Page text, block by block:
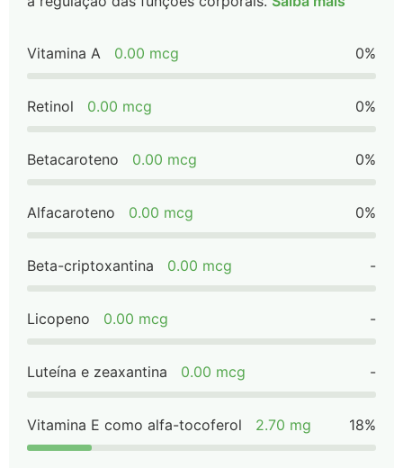
Vitamina A 0.00 mcg 0%
Retinol 0.00 mcg 0%
Betacaroteno 0.00 mcg 0%
Alfacaroteno 0.00 mcg 0%
Beta-criptoxantina 0.00 mcg -
Licopeno 0.00 mcg -
Luteína e zeaxantina 0.00 mcg -
Vitamina E como alfa-tocoferol 2.70 mg 18%